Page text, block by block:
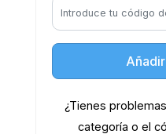
¿Tienes
categoría o el